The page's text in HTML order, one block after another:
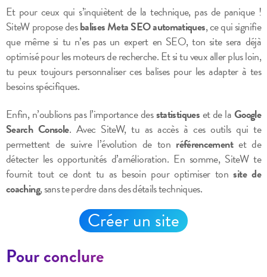
Et pour ceux qui s’inquiètent de la technique, pas de panique !
SiteW propose desbalises Meta SEO automatiques, ce qui signifie
que même si tu n’es pas un expert en SEO, ton site sera déjà
optimisé pour les moteurs de recherche. Et si tu veux aller plus loin,
tu peux toujours personnaliser ces balises pour les adapter à tes
besoins spécifiques.
Enfin, n’oublions pas l’importance desstatistiqueset de laGoogle
Search Console. Avec SiteW, tu as accès à ces outils qui te
permettent de suivre l’évolution de ton référencementet de
détecter les opportunités d’amélioration. En somme, SiteW te
fournit tout ce dont tu as besoin pour optimiser tonsite de
coaching, sans te perdre dans des détails techniques.
Créer un site
Pour conclure